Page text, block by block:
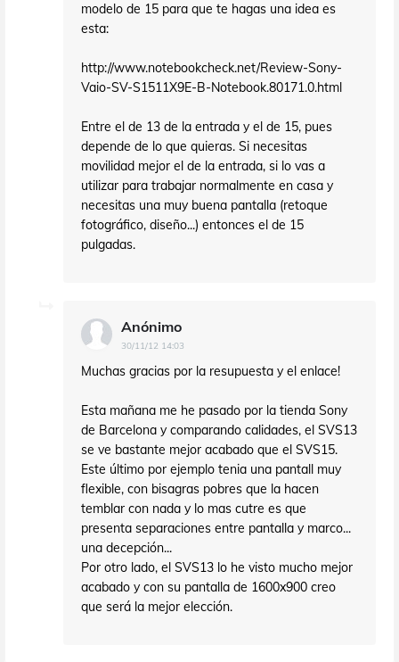
modelo de 15 para que te hagas una idea es
esta:
http://www.notebookcheck.net/Review-Sony-
Vaio-SV-S1511X9E-B-Notebook.80171.0.html
Entre el de 13 de la entrada y el de 15, pues
depende de lo que quieras. Si necesitas
movilidad mejor el de la entrada, si lo vas a
utilizar para trabajar normalmente en casa y
necesitas una muy buena pantalla (retoque
fotográfico, diseño...) entonces el de 15
pulgadas.
Anónimo
30/11/12 14:03
Muchas gracias por la resupuesta y el enlace!
Esta mañana me he pasado por la tienda Sony
de Barcelona y comparando calidades, el SVS13
se ve bastante mejor acabado que el SVS15.
Este último por ejemplo tenia una pantall muy
flexible, con bisagras pobres que la hacen
temblar con nada y lo mas cutre es que
presenta separaciones entre pantalla y marco...
una decepción...
Por otro lado, el SVS13 lo he visto mucho mejor
acabado y con su pantalla de 1600x900 creo
que será la mejor elección.